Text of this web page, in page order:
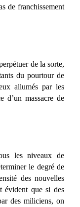
de franchissement
de la sorte,
du pourtour de
allumés par les
d’un massacre de
les niveaux de
le degré de
des nouvelles
évident que si des
des miliciens, on